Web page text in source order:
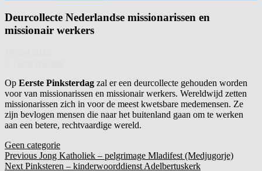
Deurcollecte Nederlandse missionarissen en
missionair werkers
Op Eerste Pinksterdag zal er een deurcollecte gehouden worden
voor van missionarissen en missionair werkers. Wereldwijd zetten
missionarissen zich in voor de meest kwetsbare medemensen. Ze
zijn bevlogen mensen die naar het buitenland gaan om te werken
aan een betere, rechtvaardige wereld.
Geen categorie
Post
Bericht
Previous Previous
Post:
Jong Katholiek – pelgrimage Mladifest (Medjugorje)
Next Next
Pinksteren – kinderwoorddienst Adelbertuskerk